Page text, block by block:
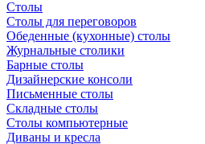
Столы
Столы для переговоров
Обеденные (кухонные) столы
Журнальные столики
Барные столы
Дизайнерские консоли
Письменные столы
Складные столы
Столы компьютерные
Диваны и кресла